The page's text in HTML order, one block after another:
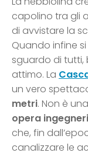
capolino tra gli
di avvistare la
Quando infine
sguardo di tutti,
attimo. La
un vero
metri. Non è
opera
che, fin
canalizzare le